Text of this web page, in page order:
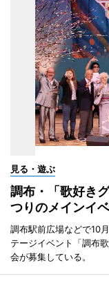
見る・遊ぶ
調布・「歌好き
つりのメインイ
調布駅前広場などで10
テージイベント「調布
会が募集している。